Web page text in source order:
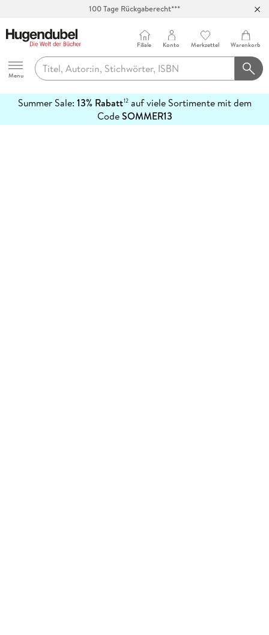
100 Tage Rückgaberecht***
Hugendubel
Menu
Filiale Konto Merkzettel Warenkorb
Summer Sale: 13% Rabatt12auf viele Sortimente mit dem
CodeSOMMER13
erfahren